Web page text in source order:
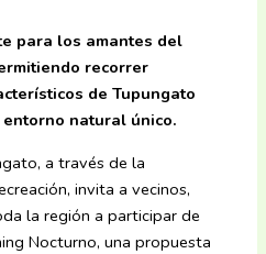
para los amantes del
recorrer
de Tupungato
natural único.
a través de la
invita a vecinos,
la región a participar de
Nocturno, una propuesta